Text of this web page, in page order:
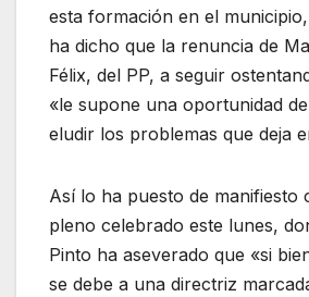
esta formación en el
ha dicho que la renuncia de
Félix, del PP, a seguir
«le supone una oportunidad
eludir los problemas que deja
Así lo ha puesto de manifiesto
pleno celebrado este lunes,
Pinto ha aseverado que «si
se debe a una directriz